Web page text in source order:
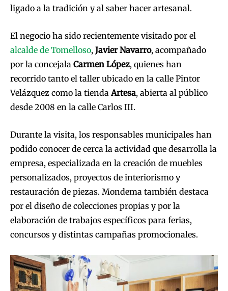
ligado a la tradición y al saber hacer artesanal.
El negocio ha sido recientemente visitado por el
alcalde de Tomelloso, Javier Navarro, acompañado
por la concejala Carmen López, quienes han
recorrido tanto el taller ubicado en la calle Pintor
Velázquez como la tiendaArtesa, abierta al público
desde 2008 en la calle Carlos III.
Durante la visita, los responsables municipales han
podido conocer de cerca la actividad que desarrolla la
empresa, especializada en la creación de muebles
personalizados, proyectos de interiorismo y
restauración de piezas. Mondema también destaca
por el diseño de colecciones propias y por la
elaboración de trabajos específicos para ferias,
concursos y distintas campañas promocionales.